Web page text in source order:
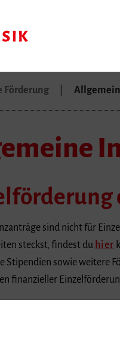
Förderung
sind nicht für
steckst, findest du hier
Stipendien sowie weitere
finanzieller